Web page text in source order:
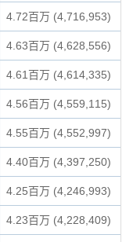
4.72百万 (4,716,953)
4.63百万 (4,628,556)
4.61百万 (4,614,335)
4.56百万 (4,559,115)
4.55百万 (4,552,997)
4.40百万 (4,397,250)
4.25百万 (4,246,993)
4.23百万 (4,228,409)